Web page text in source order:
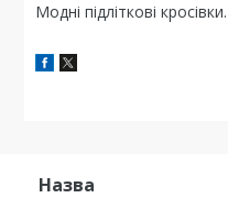
Модні підліткові
Назва